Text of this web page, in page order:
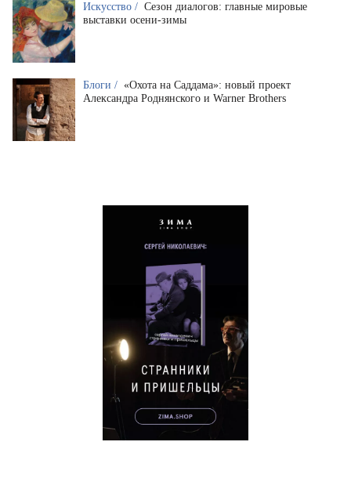
Искусство / Сезон диалогов: главные мировые
выставки осени-зимы
Блоги / «Охота на Саддама»: новый проект
Александра Роднянского и Warner Brothers